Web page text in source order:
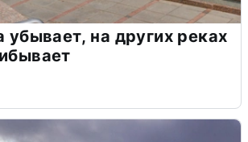
убывает, на других реках